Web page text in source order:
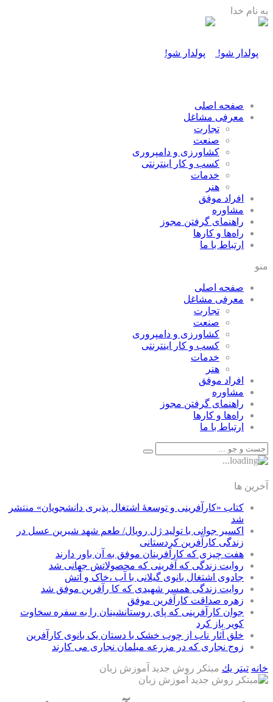
به نام خدا
صفحه اصلی
معرفی مشاغل
تجارت
صنعت
كشاورزی و دامپروری
كسب و كار اينترنتی
خدمات
هنر
افراد موفق
مشاوره
راهنمای گرفتن مجوز
راه‌ها و كارها
ارتباط با ما
منو
صفحه اصلی
معرفی مشاغل
تجارت
صنعت
كشاورزی و دامپروری
كسب و كار اينترنتی
خدمات
هنر
افراد موفق
مشاوره
راهنمای گرفتن مجوز
راه‌ها و كارها
ارتباط با ما
آخرین ها
کتاب «کارآفرینی و توسعۀ اشتغال پذیری دانشجویان» منتشر
شد
اکسیر جوانی با تولید ژل رویال/ طعم شهد شیرین عسل‌ در
زندگی کارآفرین کردستانی
هفت چیزی که کارآفرینان موفق به آن باور دارند
روایت زندگی که آفرینی که محصولاتش جهانی شد
جادوی اشتغال بانوی گیلانی با آب ،خاک و آتش
روایت زندگی همسر شهیدی که کا رآفرین موفق شد
زهره صداقت کارآفرین موفق
جوان کارآفرینی که پای روستانشینان را به سفره سخاوت
کویر باز کرد
خلق آثار ناب از چوب خشک با دستان یک بانوی کارآفرین
زوج نجاری که در مزرعه مبلمان نجاری می کارند
خانه تيتر يك مبتکر روش جدید آموزش زبان